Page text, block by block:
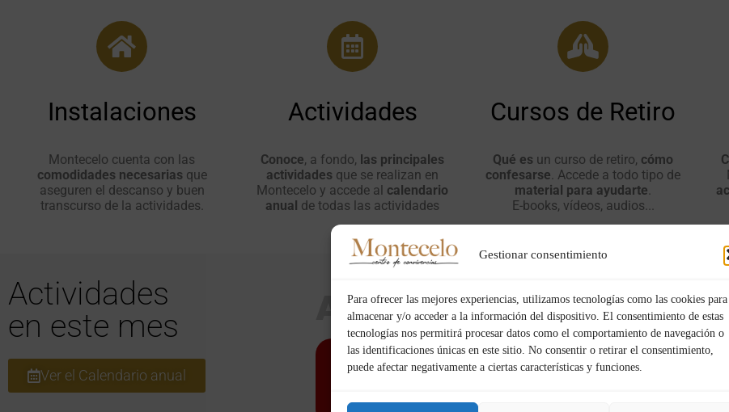
Gestionar consentimiento
Para ofrecer las mejores experiencias, utilizamos tecnologías como las cookies para
almacenar y/o acceder a la información del dispositivo. El consentimiento de estas
tecnologías nos permitirá procesar datos como el comportamiento de navegación o
las identificaciones únicas en este sitio. No consentir o retirar el consentimiento,
puede afectar negativamente a ciertas características y funciones.
Instalaciones
Montecelo cuenta con las
comodidades necesarias que
aseguren el descanso y buen
transcurso de la actividades.
Actividades
Conoce, a fondo, las principales
actividades que se realizan en
Montecelo y accede al calendario
anual de todas las actividades
Cursos de Retiro
Qué es un curso de retiro, cómo
confesarse . Accede a todo tipo de
material para ayudarte
E-books, vídeos, audios...
Actividades
en este mes
Ver el Calendario anual
AGOSTO, 2026
SAB
AGO
23 LUN
AGO
30 LUN 06